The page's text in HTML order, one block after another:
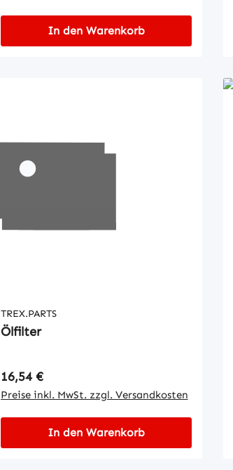
In den Warenkorb
TREX.PARTS
Ölfilter
Regulärer Preis:
16,54 €
Preise inkl. MwSt. zzgl. Versandkosten
In den Warenkorb